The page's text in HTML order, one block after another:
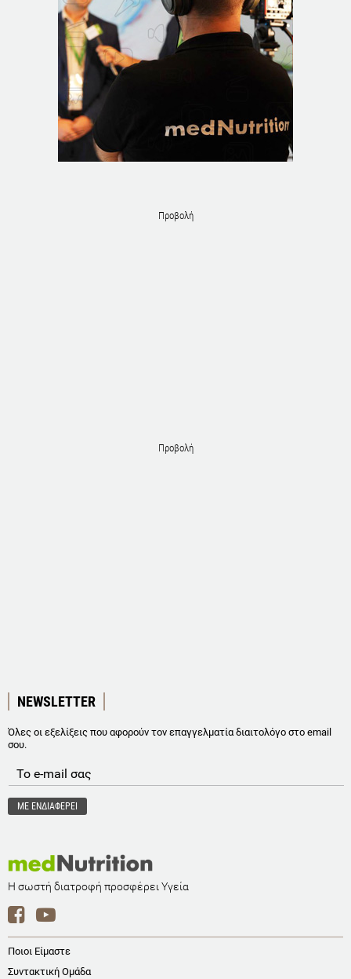
Προβολή
Προβολή
NEWSLETTER
Όλες οι εξελίξεις που αφορούν τον επαγγελματία διαιτολόγο στο email
σου.
Η σωστή διατροφή προσφέρει Υγεία
Ποιοι Είμαστε
Συντακτική Ομάδα